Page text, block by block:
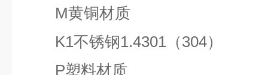
M黄铜材质
K1不锈钢1.4301 （304）
P塑料材质